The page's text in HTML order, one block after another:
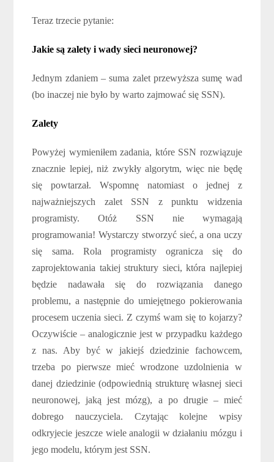
Teraz trzecie pytanie:
Jakie są zalety i wady sieci neuronowej?
Jednym zdaniem – suma zalet przewyższa sumę wad
(bo inaczej nie było by warto zajmować się SSN).
Zalety
Powyżej wymieniłem zadania, które SSN rozwiązuje
znacznie lepiej, niż zwykły algorytm, więc nie będę
się powtarzał. Wspomnę natomiast o jednej z
najważniejszych zalet SSN z punktu widzenia
programisty. Otóż SSN nie wymagają
programowania! Wystarczy stworzyć sieć, a ona uczy
się sama. Rola programisty ogranicza się do
zaprojektowania takiej struktury sieci, która najlepiej
będzie nadawała się do rozwiązania danego
problemu, a następnie do umiejętnego pokierowania
procesem uczenia sieci. Z czymś wam się to kojarzy?
Oczywiście – analogicznie jest w przypadku każdego
z nas. Aby być w jakiejś dziedzinie fachowcem,
trzeba po pierwsze mieć wrodzone uzdolnienia w
danej dziedzinie (odpowiednią strukturę własnej sieci
neuronowej, jaką jest mózg), a po drugie – mieć
dobrego nauczyciela. Czytając kolejne wpisy
odkryjecie jeszcze wiele analogii w działaniu mózgu i
jego modelu, którym jest SSN.